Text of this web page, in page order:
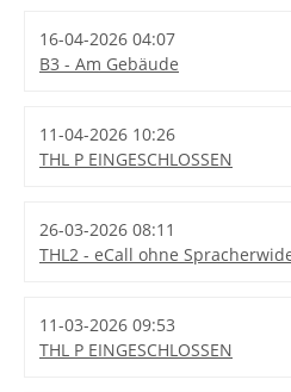
16-04-2026 04:07
B3 - Am Gebäude
11-04-2026 10:26
THL P EINGESCHLOSSEN
26-03-2026 08:11
THL2 - eCall ohne
11-03-2026 09:53
THL P EINGESCHLOSSEN